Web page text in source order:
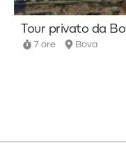
Tour privato da
7 ore Bova